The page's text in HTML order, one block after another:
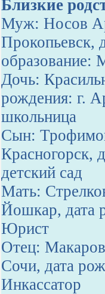
Близкие
Муж: Носов
Прокопьевск,
образование:
Дочь:
рождения: г.
школьница
Сын:
Красногорск,
детский сад
Мать:
Йошкар, дата
Юрист
Отец:
Сочи, дата
Инкассатор